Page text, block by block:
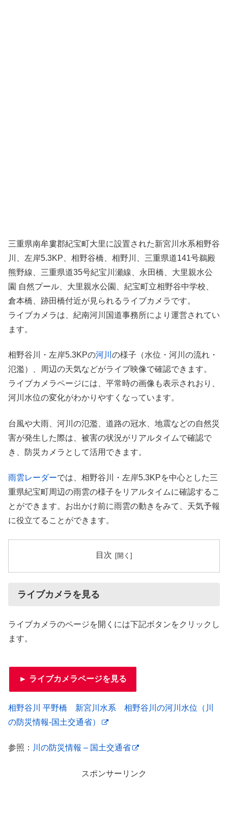
三重県南牟婁郡紀宝町大里に設置された新宮川水系相野谷
川、左岸5.3KP、相野谷橋、相野川、三重県道141号鵜殿
熊野線、三重県道35号紀宝川瀬線、永田橋、大里親水公
園 自然プール、大里親水公園、紀宝町立相野谷中学校、
倉本橋、跡田橋付近が見られるライブカメラです。
ライブカメラは、紀南河川国道事務所により運営されてい
ます。
相野谷川・左岸5.3KPの河川 の様子（水位・河川の流れ・
氾濫）、周辺の天気などがライブ映像で確認できます。
ライブカメラページには、平常時の画像も表示されおり、
河川水位の変化がわかりやすくなっています。
台風や大雨、河川の氾濫、道路の冠水、地震などの自然災
害が発生した際は、被害の状況がリアルタイムで確認で
き、防災カメラとして活用できます。
雨雲レーダーでは、相野谷川・左岸5.3KPを中心とした三
重県紀宝町周辺の雨雲の様子をリアルタイムに確認するこ
とができます。お出かけ前に雨雲の動きをみて、天気予報
に役立てることができます。
目次
ライブカメラを見る
ライブカメラのページを開くには下記ボタンをクリックし
ます。
► ライブカメラページを見る
相野谷川 平野橋 新宮川水系 相野谷川の河川水位（川
の防災情報-国土交通省）
参照： 川の防災情報 – 国土交通省
スポンサーリンク